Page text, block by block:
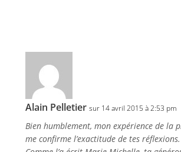
Alain Pelletier sur 14 avril 2015 à 2:53 pm
Bien humblement, mon expérience de la
me confirme l’exactitude de tes réflexions.